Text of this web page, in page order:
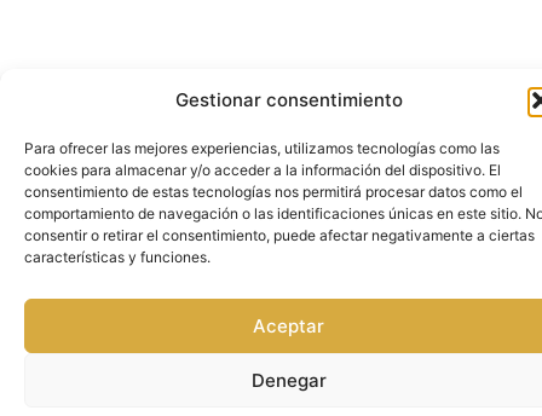
Gestionar consentimiento
Para ofrecer las mejores experiencias, utilizamos tecnologías como las
cookies para almacenar y/o acceder a la información del dispositivo. El
consentimiento de estas tecnologías nos permitirá procesar datos como el
comportamiento de navegación o las identificaciones únicas en este sitio.
consentir o retirar el consentimiento, puede afectar negativamente a ciertas
características y funciones.
Aceptar
Denegar